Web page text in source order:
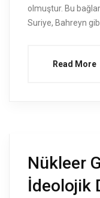
olmuştur. Bu
Suriye, Bahreyn
Read More
Nükleer
İdeolojik